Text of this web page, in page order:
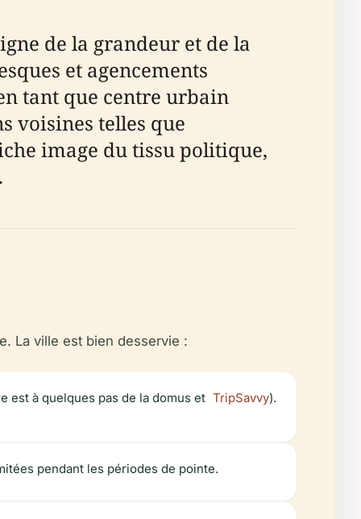
de la grandeur et de la
et agencements
tant que centre urbain
voisines telles que
image du tissu politique,
La ville est bien desservie :
est à quelques pas de la domus et TripSavvy).
pendant les périodes de pointe.